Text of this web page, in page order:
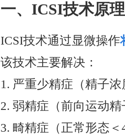
一、ICSI技术原
ICSI技术通过显微操作
该技术主要解决：
1. 严重少精症（精子浓
2. 弱精症（前向运动精
3. 畸精症（正常形态＜